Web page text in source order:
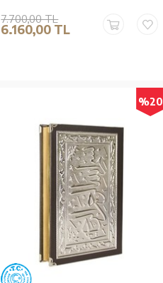
7.700,00 TL
6.160,00 TL
%20